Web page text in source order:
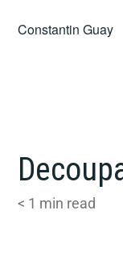
Constantin Guay
< 1 min read